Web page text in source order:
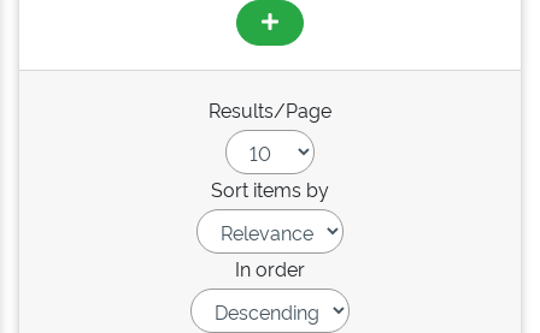
Results/Page
Sort items by
In order